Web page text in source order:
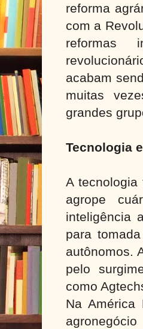
reforma
com a
reformas
acabam
muitas
grandes
Tecnologia
A
agrope
inteligência
para
autônomos.
pelo
como
Na